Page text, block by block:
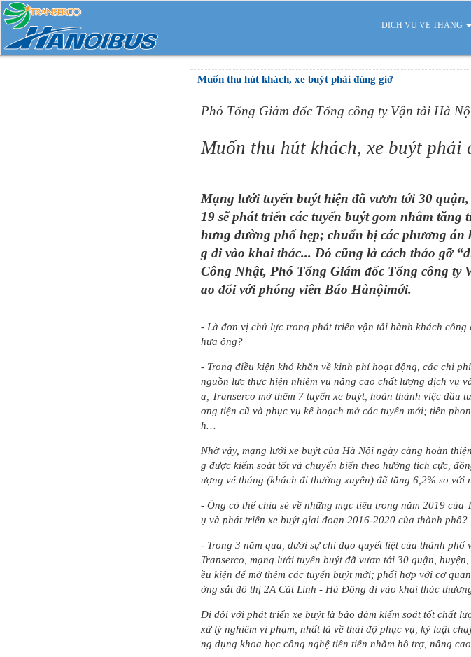
DỊCH VỤ VÉ THÁNG
Muốn thu hút khách, xe buýt phải đúng giờ
Phó Tổng Giám đốc Tổng công ty Vận tải Hà
Muốn thu hút khách, xe buýt phải
Mạng lưới tuyến buýt hiện đã vươn tới 30
19 sẽ phát triển các tuyến buýt gom nhằm
hưng đường phố hẹp; chuẩn bị các phương
g đi vào khai thác... Đó cũng là cách tháo gỡ
Công Nhật, Phó Tổng Giám đốc Tổng công ty
ao đổi với phóng viên Báo Hànộimới.
- Là đơn vị chủ lực trong phát triển vận tải hành khách
hưa ông?
- Trong điều kiện khó khăn về kinh phí hoạt động, các chi
nguồn lực thực hiện nhiệm vụ nâng cao chất lượng dịch vụ
a, Transerco mở thêm 7 tuyến xe buýt, hoàn thành việc
ơng tiện cũ và phục vụ kế hoạch mở các tuyến mới; tiên
h…
Nhờ vậy, mạng lưới xe buýt của Hà Nội ngày càng hoàn
g được kiểm soát tốt và chuyển biến theo hướng tích cực,
ượng vé tháng (khách đi thường xuyên) đã tăng 6,2% so với
- Ông có thể chia sẻ về những mục tiêu trong năm 2019
ụ và phát triển xe buýt giai đoạn 2016-2020 của thành phố?
- Trong 3 năm qua, dưới sự chỉ đạo quyết liệt của thành
Transerco, mạng lưới tuyến buýt đã vươn tới 30 quận,
ều kiện để mở thêm các tuyến buýt mới; phối hợp với cơ
ờng sắt đô thị 2A Cát Linh - Hà Đông đi vào khai thác
Đi đôi với phát triển xe buýt là bảo đảm kiểm soát tốt chất
xử lý nghiêm vi phạm, nhất là về thái độ phục vụ, kỷ luật
ng dụng khoa học công nghệ tiên tiến nhằm hỗ trợ, nâng